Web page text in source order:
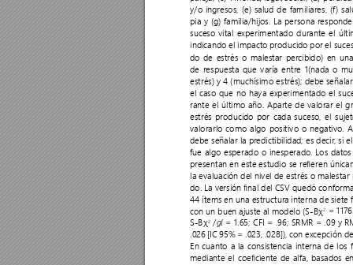
y/o ingresos, (e) salud de familiares, (f)
pia y (g) familia/hijos. La persona
suceso vital experimentado durante el
indicando el impacto producido por el
do de estrés o malestar percibido) en
de respuesta que varía entre 1(nada o
estrés) y 4 (muchísimo estrés); debe
el caso que no haya experimentado el
rante el último año. Aparte de valorar el
estrés producido por cada suceso, el
valorarlo como algo positivo o negativo.
debe señalar la predictibilidad; es decir, si
fue algo esperado o inesperado. Los
presentan en este estudio se reeren
la evaluación del nivel de estrés o malestar
do. La versión nal del CSV quedó
44 ítems en una estructura interna de siete
con un buen ajuste al modelo (S-Bχ2
=
S-Bχ2 /gl = 1.65; CFI = .96; SRMR = .09 y
.026 [IC 95% = .023, .028]), con excepción
En cuanto a la consistencia interna de los
mediante el coeciente de alfa, basados